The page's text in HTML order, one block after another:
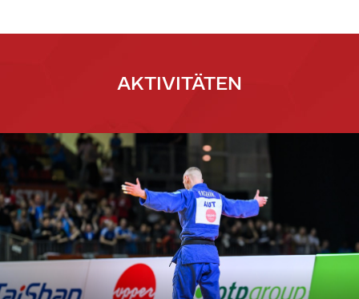
AKTIVITÄTEN